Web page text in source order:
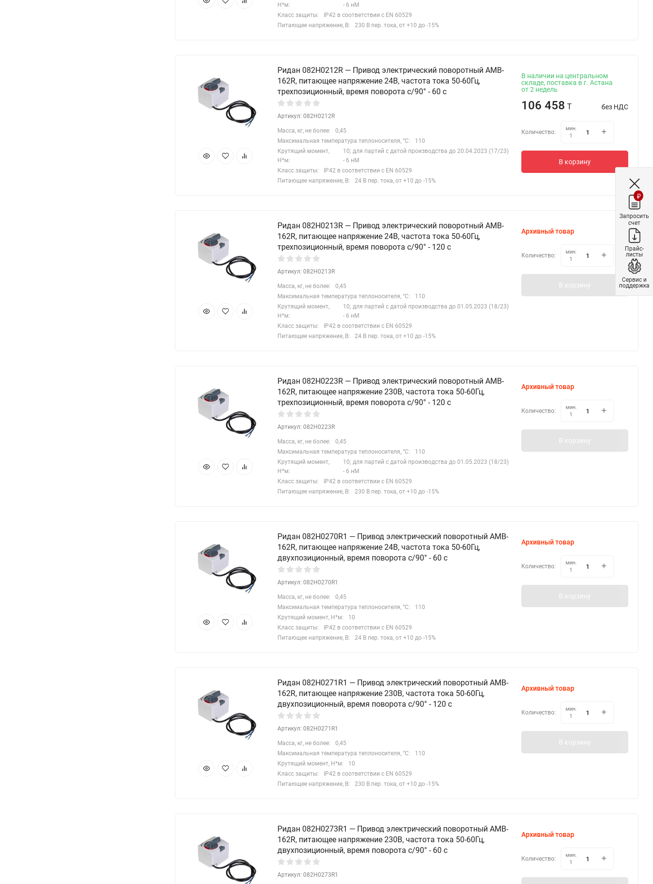
Н*м:
- 6 нМ
Класс защиты:
IP42 в соответствии с EN 60529
Питающее напряжение, В:
230 В пер. тока, от +10 до -15%
Ридан 082H0212R — Привод электрический поворотный AMB-
162R, питающее напряжение 24В, частота тока 50-60Гц,
трехпозиционный, время поворота с/90° - 60 c
Артикул: 082H0212R
Масса, кг, не более:
0,45
Максимальная температура теплоносителя, °C:
110
Крутящий момент,
Н*м:
10; для партий с датой производства до 20.04.2023 (17/23)
- 6 нМ
Класс защиты:
IP42 в соответствии с EN 60529
Питающее напряжение, В:
24 В пер. тока, от +10 до -15%
В наличии на центральном
складе, поставка в г. Астана
от 2 недель
106 458 T без НДС
Количество:
мин.
1
В корзину
Ридан 082H0213R — Привод электрический поворотный AMB-
162R, питающее напряжение 24В, частота тока 50-60Гц,
трехпозиционный, время поворота с/90° - 120 c
Артикул: 082H0213R
Масса, кг, не более:
0,45
Максимальная температура теплоносителя, °C:
110
Крутящий момент,
Н*м:
10; для партий с датой производства до 01.05.2023 (18/23)
- 6 нМ
Класс защиты:
IP42 в соответствии с EN 60529
Питающее напряжение, В:
24 В пер. тока, от +10 до -15%
Архивный товар
Количество:
мин.
1
В корзину
Ридан 082H0223R — Привод электрический поворотный AMB-
162R, питающее напряжение 230В, частота тока 50-60Гц,
трехпозиционный, время поворота с/90° - 120 c
Артикул: 082H0223R
Масса, кг, не более:
0,45
Максимальная температура теплоносителя, °C:
110
Крутящий момент,
Н*м:
10; для партий с датой производства до 01.05.2023 (18/23)
- 6 нМ
Класс защиты:
IP42 в соответствии с EN 60529
Питающее напряжение, В:
230 В пер. тока, от +10 до -15%
Архивный товар
Количество:
мин.
1
В корзину
Ридан 082H0270R1 — Привод электрический поворотный AMB-
162R, питающее напряжение 24В, частота тока 50-60Гц,
двухпозиционный, время поворота с/90° - 60 c
Артикул: 082H0270R1
Масса, кг, не более:
0,45
Максимальная температура теплоносителя, °C:
110
Крутящий момент, Н*м:
10
Класс защиты:
IP42 в соответствии с EN 60529
Питающее напряжение, В:
24 В пер. тока, от +10 до -15%
Архивный товар
Количество:
мин.
1
В корзину
Ридан 082H0271R1 — Привод электрический поворотный AMB-
162R, питающее напряжение 230В, частота тока 50-60Гц,
двухпозиционный, время поворота с/90° - 120 c
Артикул: 082H0271R1
Масса, кг, не более:
0,45
Максимальная температура теплоносителя, °C:
110
Крутящий момент, Н*м:
10
Класс защиты:
IP42 в соответствии с EN 60529
Питающее напряжение, В:
230 В пер. тока, от +10 до -15%
Архивный товар
Количество:
мин.
1
В корзину
Ридан 082H0273R1 — Привод электрический поворотный AMB-
162R, питающее напряжение 230В, частота тока 50-60Гц,
двухпозиционный, время поворота с/90° - 60 c
Артикул: 082H0273R1
Архивный товар
Количество:
мин.
1
₽
Запросить
счет
Прайс-
листы
Сервис и
поддержка